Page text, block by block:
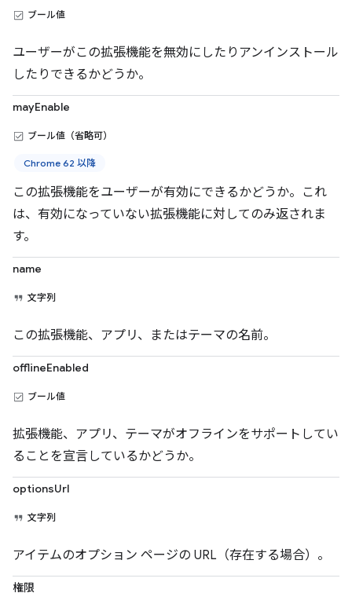
ブール値
ユーザーがこの拡張機能を無効にしたりアンインストール
したりできるかどうか。
mayEnable
ブール値（省略可）
Chrome 62 以降
この拡張機能をユーザーが有効にできるかどうか。これ
は、有効になっていない拡張機能に対してのみ返されま
す。
name
文字列
この拡張機能、アプリ、またはテーマの名前。
offlineEnabled
ブール値
拡張機能、アプリ、テーマがオフラインをサポートしてい
ることを宣言しているかどうか。
optionsUrl
文字列
アイテムのオプション ページの URL（存在する場合）。
権限